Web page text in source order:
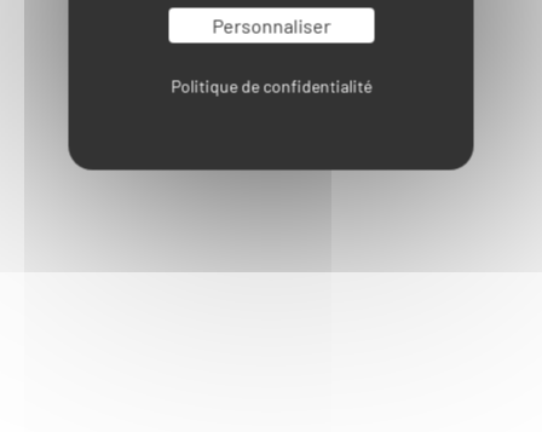
Personnaliser
Politique de confidentialité